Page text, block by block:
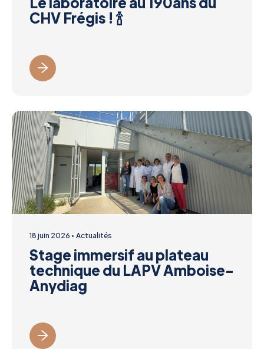
CHV Frégis ! 🍾
18 juin 2026 Actualités
Stage immersif au plateau
technique du LAPV Amboise-
Anydiag